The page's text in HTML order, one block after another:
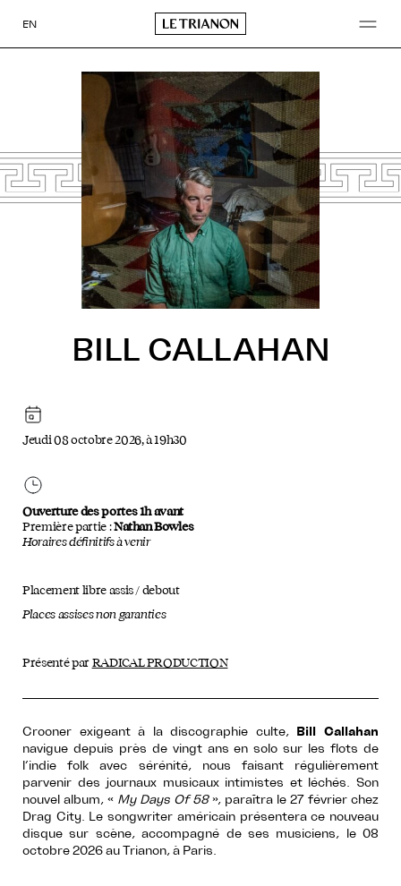
auEN
BILL CALLAHAN
Crooner exigeant à la discographie culte, Bill Callahan
navigue depuis près de vingt ans en solo sur les flots de
l’indie folk avec sérénité, nous faisant régulièrement
parvenir des journaux musicaux intimistes et léchés. Son
nouvel album, « My Days Of 58», paraîtra le 27 février chez
Drag City. Le songwriter américain présentera ce nouveau
disque sur scène, accompagné de ses musiciens, le 08
octobre 2026 au Trianon, à Paris.
Jeudi 08 octobre 2026, à 19h30
Ouverture des portes 1h avant
Première partie :Nathan Bowles
Horaires définitifs à venir
Placement libre assis / debout
Places assises non garanties
Présenté par RADICAL PRODUCTION